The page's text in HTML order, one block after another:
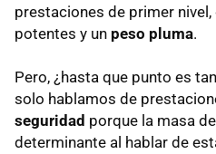
prestaciones de primer
potentes y un peso pluma.
Pero, ¿hasta que punto es
solo hablamos de
seguridad porque la masa
determinante al hablar de